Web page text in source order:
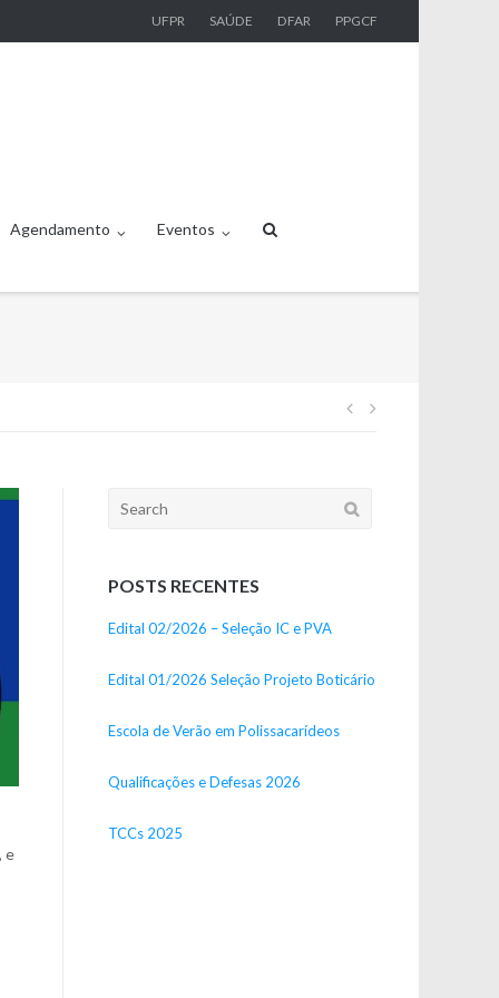
UFPR SAÚDE DFAR PPGCF
Agendamento Eventos
Navegação
e
Search
POSTS RECENTES
Edital 02/2026 – Seleção IC e PVA
Edital 01/2026 Seleção Projeto Boticário
Escola de Verão em Polissacarídeos
Qualificações e Defesas 2026
TCCs 2025